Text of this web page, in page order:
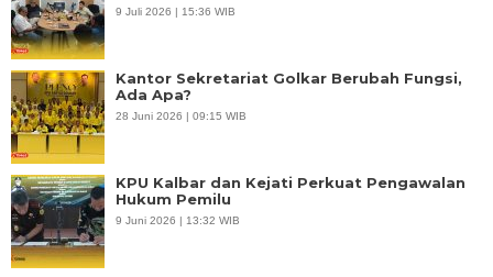
9 Juli 2026 | 15:36 WIB
Kantor Sekretariat Golkar Berubah Fungsi,
Ada Apa?
28 Juni 2026 | 09:15 WIB
KPU Kalbar dan Kejati Perkuat Pengawalan
Hukum Pemilu
9 Juni 2026 | 13:32 WIB